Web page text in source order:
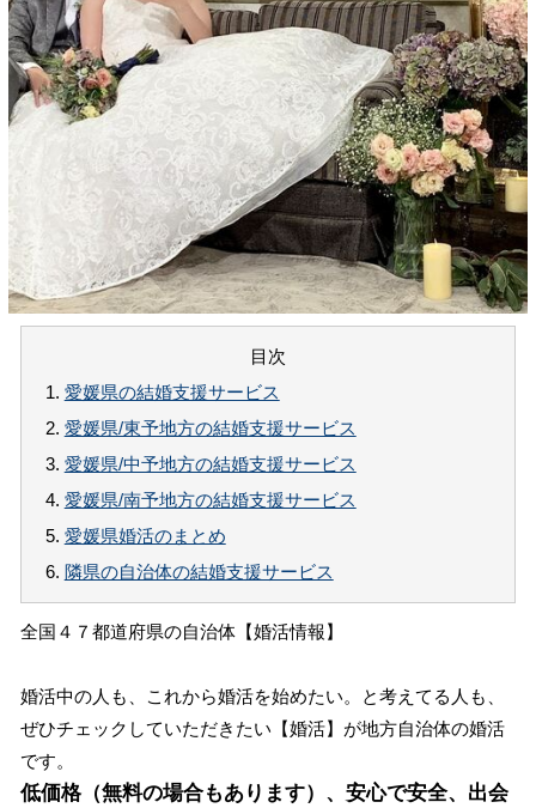
目次
1. 愛媛県の結婚支援サービス
2. 愛媛県/東予地方の結婚支援サービス
3. 愛媛県/中予地方の結婚支援サービス
4. 愛媛県/南予地方の結婚支援サービス
5. 愛媛県婚活のまとめ
6. 隣県の自治体の結婚支援サービス
全国４７都道府県の自治体【婚活情報】
婚活中の人も、これから婚活を始めたい。と考えてる人も、
ぜひチェックしていただきたい【婚活】が地方自治体の婚活
です。
低価格（無料の場合もあります）、安心で安全、出会